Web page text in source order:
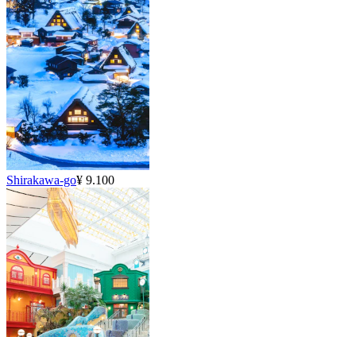
Shirakawa-go¥ 9.100